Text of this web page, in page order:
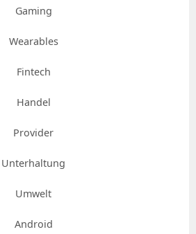
Gaming
Wearables
Fintech
Handel
Provider
Unterhaltung
Umwelt
Android